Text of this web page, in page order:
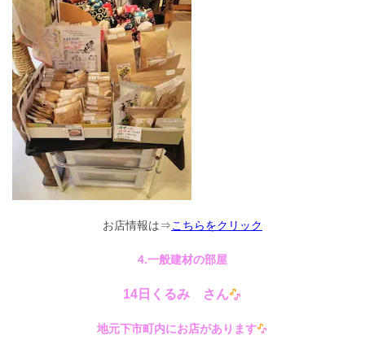
お店情報は⇒こちらをクリック
4.一般建材の部屋
14日くるみ さん
地元下市町内にお店があります